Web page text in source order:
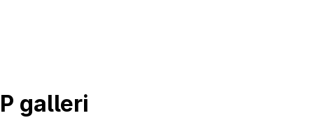
galleri